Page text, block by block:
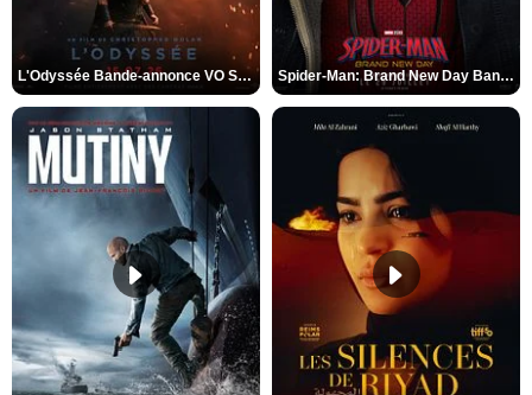
L'Odyssée Bande-annonce VO STFR Spider-Man: Brand New Day Bande-annonce VO STFR